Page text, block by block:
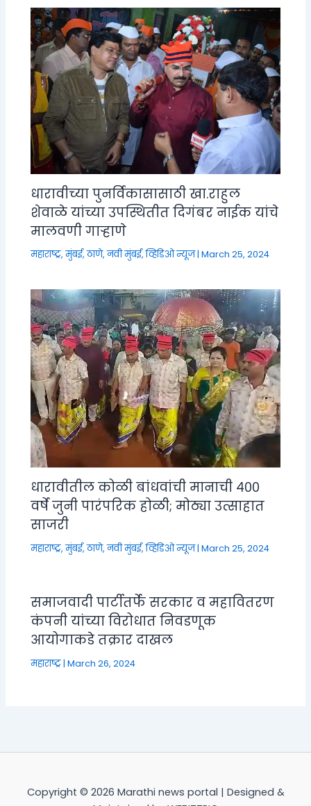
धारावीच्या पुनर्विकासासाठी खा.राहुल
शेवाळे यांच्या उपस्थितीत दिगंबर नाईक यांचे
मालवणी गाऱ्हाणे
महाराष्ट्र,मुंबई, ठाणे, नवी मुंबई,व्हिडिओ न्यूज|March 25, 2024
धारावीतील कोळी बांधवांची मानाची ४००
वर्षे जुनी पारंपरिक होळी; मोठ्या उत्साहात
साजरी
महाराष्ट्र,मुंबई, ठाणे, नवी मुंबई,व्हिडिओ न्यूज|March 25, 2024
समाजवादी पार्टीतर्फे सरकार व महावितरण
कंपनी यांच्या विरोधात निवडणूक
आयोगाकडे तक्रार दाखल
महाराष्ट्र|March 26, 2024
Copyright © 2026 Marathi news portal | Designed &